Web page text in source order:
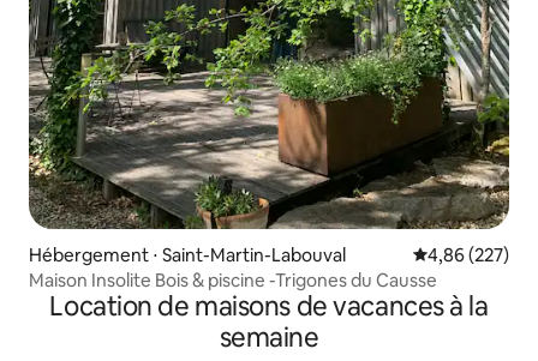
Hébergement ⋅ Saint-Martin-Labouval Évaluation
4,86 (227)
Maison Insolite Bois & piscine -Trigones du Causse
Location de maisons de vacances à la
semaine